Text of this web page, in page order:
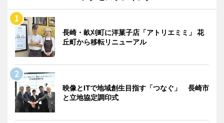
長崎・畝刈町に洋菓子店「アトリエミミ」 花
丘町から移転リニューアル
映像とITで地域創生目指す「つなぐ」 長崎市
と立地協定調印式